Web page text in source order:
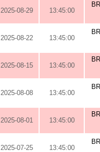
2025-08-29 13:45:00
2025-08-22 13:45:00
2025-08-15 13:45:00
2025-08-08 13:45:00
2025-08-01 13:45:00
2025-07-25 13:45:00